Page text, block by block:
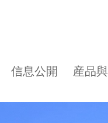
信息公開 産品